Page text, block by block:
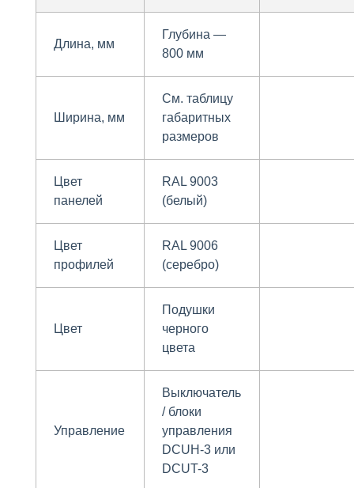
Длина, мм
Глубина —
800 мм
Ширина, мм
См. таблицу
габаритных
размеров
Цвет
панелей
RAL 9003
(белый)
Цвет
профилей
RAL 9006
(серебро)
Цвет
Подушки
черного
цвета
Управление
Выключатель
/ блоки
управления
DCUH-3 или
DCUT-3